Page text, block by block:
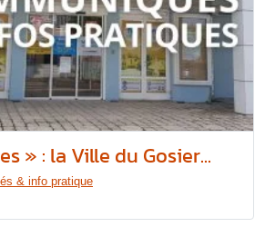
» : la Ville du Gosier...
& info pratique